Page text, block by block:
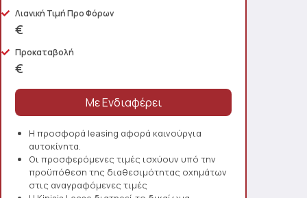
Λιανική Τιμή Προ Φόρων
€
Προκαταβολή
€
Η προσφορά leasing αφορά καινούργια
αυτοκίνητα.
Οι προσφερόμενες τιμές ισχύουν υπό την
προϋπόθεση της διαθεσιμότητας οχημάτων
στις αναγραφόμενες τιμές